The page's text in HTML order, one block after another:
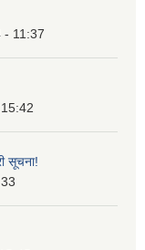
- 11:37
सूचना!